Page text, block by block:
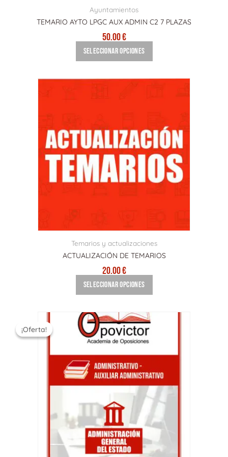
Ayuntamientos
TEMARIO AYTO LPGC AUX ADMIN C2 7 PLAZAS
50.00€
Seleccionar opciones
de
producto
Temarios y actualizaciones
ACTUALIZACIÓN DE TEMARIOS
20.00€
Seleccionar opciones
variantes.
Las
opciones
se
pueden
página
de
producto
¡Oferta!
¡Oferta!
RANGO
DE
PRECIOS:
DESDE
50.00 €
HASTA
60.00 €
Este
producto
tiene
múltiples
variantes.
Las
opciones
se
pueden
elegir
en
la